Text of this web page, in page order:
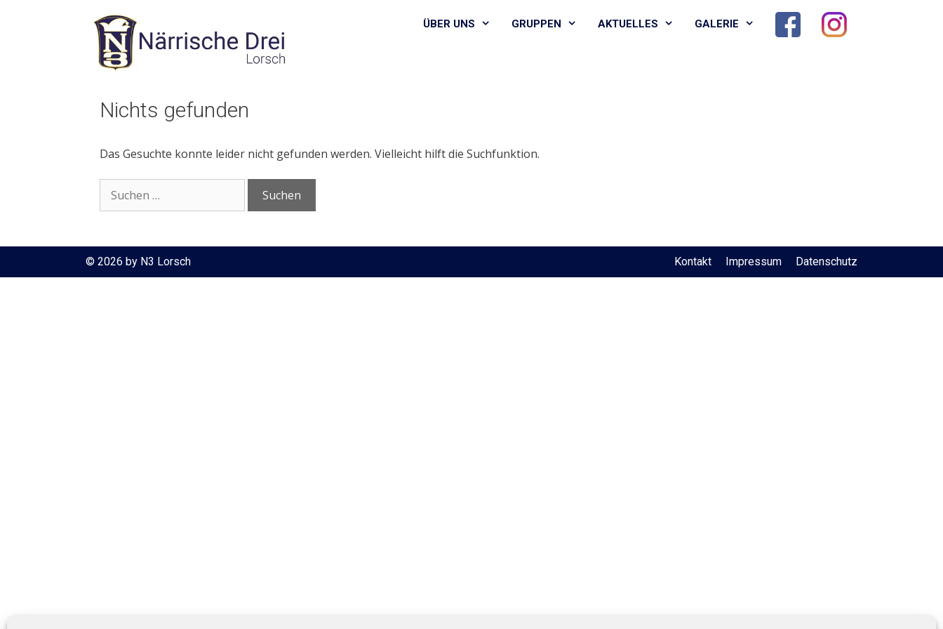
ÜBER UNS GRUPPEN AKTUELLES GALERIE
Nichts gefunden
Das Gesuchte konnte leider nicht gefunden werden. Vielleicht hilft die Suchfunktion.
nach:
Kontakt Impressum Datenschutz
© 2026 by N3 Lorsch